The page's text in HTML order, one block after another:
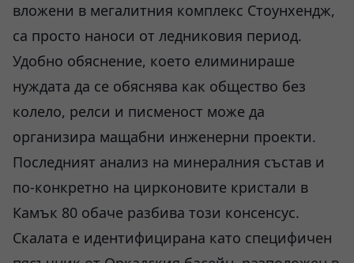
вложени в мегалитния комплекс Стоунхендж,
са просто наноси от ледниковия период.
Удобно обяснение, което елиминираше
нуждата да се обяснява как общество без
колело, релси и писменост може да
организира мащабни инженерни проекти.
Последният анализ на минералния състав и
по-конкретно на цирконовите кристали в
Камък 80 обаче разбива този консенсус.
Скалата е идентифицирана като специфичен